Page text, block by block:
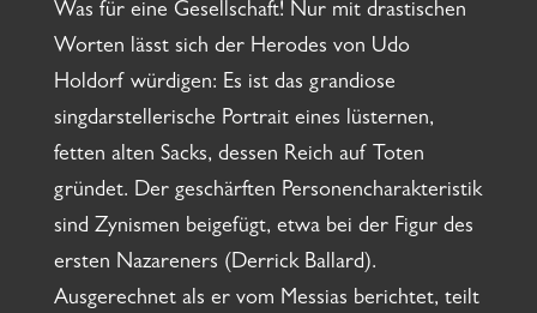
Was für eine Gesellschaft! Nur mit drastischen
Worten lässt sich der Herodes von Udo
Holdorf würdigen: Es ist das grandiose
singdarstellerische Portrait eines lüsternen,
fetten alten Sacks, dessen Reich auf Toten
gründet. Der geschärften Personencharakteristik
sind Zynismen beigefügt, etwa bei der Figur des
ersten Nazareners (Derrick Ballard).
Ausgerechnet als er vom Messias berichtet, teilt